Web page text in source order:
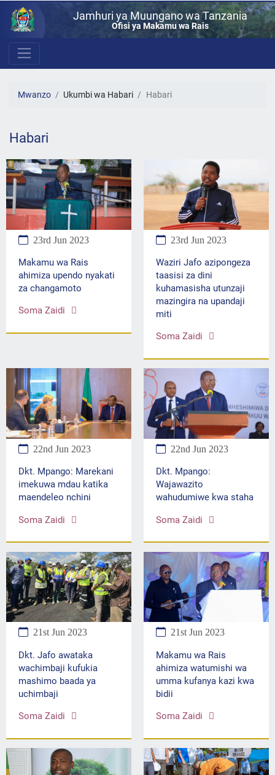
Jamhuri ya Muungano wa Tanzania
Ofisi ya Makamu wa Rais
Mwanzo Ukumbi wa Habari Habari
Habari
23rd Jun 2023
Makamu wa Rais
ahimiza upendo nyakati
za changamoto
Soma Zaidi
23rd Jun 2023
Waziri Jafo azipongeza
taasisi za dini
kuhamasisha utunzaji
mazingira na upandaji
miti
Soma Zaidi
22nd Jun 2023
Dkt. Mpango: Marekani
imekuwa mdau katika
maendeleo nchini
Soma Zaidi
22nd Jun 2023
Dkt. Mpango:
Wajawazito
wahudumiwe kwa staha
Soma Zaidi
21st Jun 2023
Dkt. Jafo awataka
wachimbaji kufukia
mashimo baada ya
uchimbaji
Soma Zaidi
21st Jun 2023
Makamu wa Rais
ahimiza watumishi wa
umma kufanya kazi kwa
bidii
Soma Zaidi